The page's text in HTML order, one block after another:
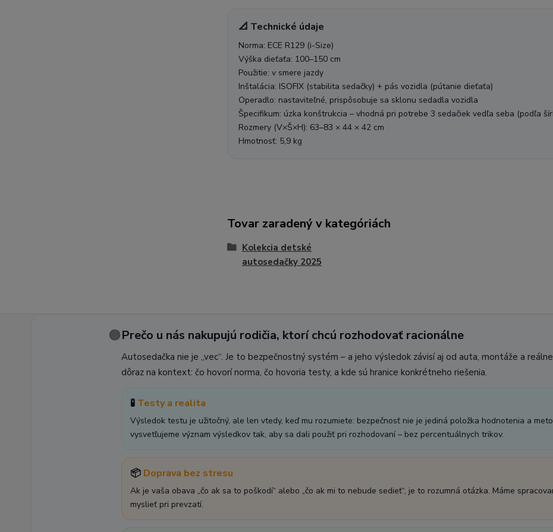
📐 Technické údaje
Norma: ECE R129 (i-Size)
Výška dieťaťa: 100–150 cm
Použitie: v smere jazdy
Inštalácia: ISOFIX (stabilita sedačky) + pás vozidla (pútanie dieťaťa)
Operadlo: nastaviteľné, prispôsobuje sa sklonu sedadla vozidla
Špecifikum: úzka konštrukcia – vhodná pri potrebe 3 sedačiek vedľa seba (podľa
Rozmery (V×Š×H): 63–83 × 44 × 42 cm
Hmotnosť: 5,9 kg
Tovar zaradený v kategóriách
Kolekcia detské
autosedačky 2025
🟠Prečo u nás nakupujú rodičia, ktorí chcú rozhodovať racionálne
Autosedačka nie je „vec“. Je to bezpečnostný systém – a jeho výsledok závisí aj od auta, montáže a
dôraz na kontext: čo hovorí norma, čo hovoria testy, a kde sú hranice konkrétneho riešenia.
🧪 Testy a realita
Výsledok testu je užitočný, ale len vtedy, keď mu rozumiete: bezpečnosť nie je jediná položka hodnotenia a
vysvetľujeme význam výsledkov tak, aby sa dali použiť pri rozhodovaní – bez percentuálnych trikov.
📦 Doprava bez stresu
Ak je vaša obava „čo ak sa to poškodí“ alebo „čo ak mi to nebude sedieť“, je to rozumná otázka. Máme
myslieť pri prevzatí.